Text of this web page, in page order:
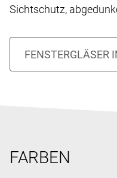
Sichtschutz,
FARBEN